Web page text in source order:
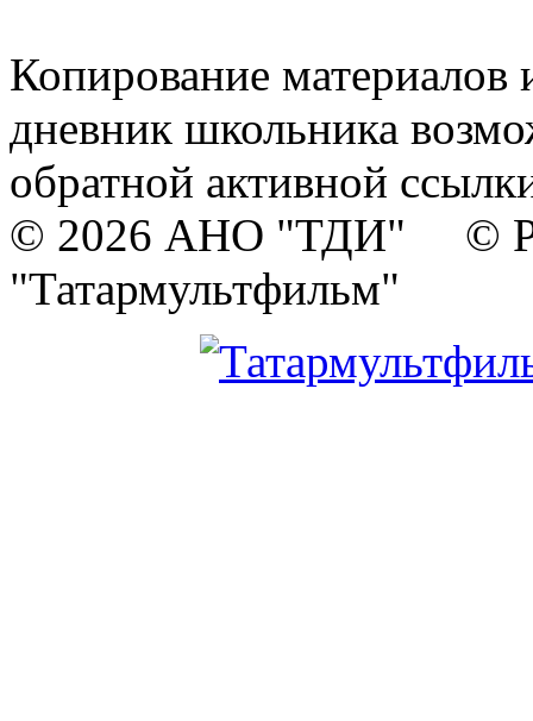
Копирование материалов
дневник школьника
обратной активной
© 2026 АНО "ТДИ" ©
"Татармультфильм"